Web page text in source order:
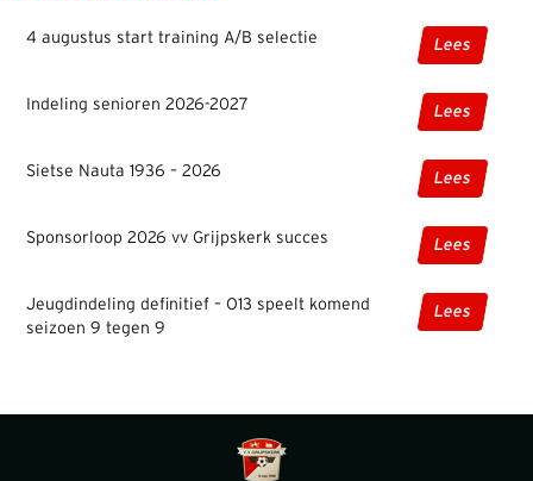
4 augustus start training A/B selectie Lees
Indeling senioren 2026-2027 Lees
Sietse Nauta 1936 – 2026 Lees
Sponsorloop 2026 vv Grijpskerk succes Lees
Jeugdindeling definitief – O13 speelt komend
seizoen 9 tegen 9
Lees